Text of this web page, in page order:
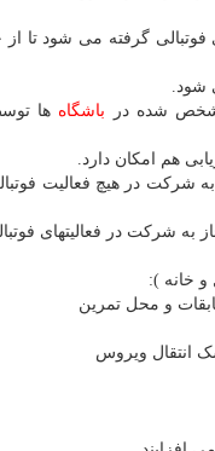
فعالیتهای فوتبالی گرفته
شود.
شده در باشگاه ها
هم امکان دارد.
شرکت در هیچ فعالیت
شرکت در فعالیتهای
و خانه ):
و محل تمرین
انتقال ویروس